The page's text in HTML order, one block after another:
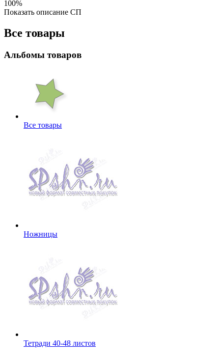
100%
Показать описание СП
Все товары
Альбомы товаров
Все товары
Ножницы
Тетради 40-48 листов